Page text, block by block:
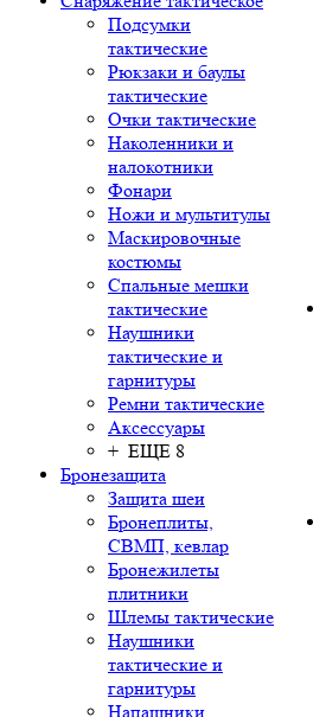
Подсумки
тактические
Рюкзаки и баулы
тактические
Очки тактические
Наколенники и
налокотники
Фонари
Ножи и мультитулы
Маскировочные
костюмы
Спальные мешки
тактические
Наушники
тактические и
гарнитуры
Ремни тактические
Аксессуары
+ ЕЩЕ 8
Бронезащита
Защита шеи
Бронеплиты,
СВМП, кевлар
Бронежилеты
плитники
Шлемы тактические
Наушники
тактические и
гарнитуры
Напашники